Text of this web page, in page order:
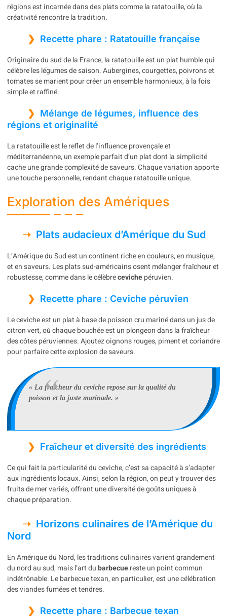
régions est incarnée dans des plats comme la ratatouille, où la
créativité rencontre la tradition.
Recette phare : Ratatouille française
Originaire du sud de la France, la ratatouille est un plat humble qui
célèbre les légumes de saison. Aubergines, courgettes, poivrons et
tomates se marient pour créer un ensemble harmonieux, à la fois
simple et raffiné.
Mélange de légumes, influence des
régions et originalité
La ratatouille est le reflet de l’influence provençale et
méditerranéenne, un exemple parfait d’un plat dont la simplicité
cache une grande complexité de saveurs. Chaque variation apporte
une touche personnelle, rendant chaque ratatouille unique.
Exploration des Amériques
Plats audacieux d’Amérique du Sud
L’Amérique du Sud est un continent riche en couleurs, en musique,
et en saveurs. Les plats sud-américains osent mélanger fraîcheur et
robustesse, comme dans le célèbrecevichepéruvien.
Recette phare : Ceviche péruvien
Le ceviche est un plat à base de poisson cru mariné dans un jus de
citron vert, où chaque bouchée est un plongeon dans la fraîcheur
des côtes péruviennes. Ajoutez oignons rouges, piment et coriandre
pour parfaire cette explosion de saveurs.
« La fraîcheur du ceviche repose sur la qualité du
poisson et la juste marinade. »
Fraîcheur et diversité des ingrédients
Ce qui fait la particularité du ceviche, c’est sa capacité à s’adapter
aux ingrédients locaux. Ainsi, selon la région, on peut y trouver des
fruits de mer variés, offrant une diversité de goûts uniques à
chaque préparation.
Horizons culinaires de l’Amérique du
Nord
En Amérique du Nord, les traditions culinaires varient grandement
du nord au sud, mais l’art dubarbecuereste un point commun
indétrônable. Le barbecue texan, en particulier, est une célébration
des viandes fumées et tendres.
Recette phare : Barbecue texan